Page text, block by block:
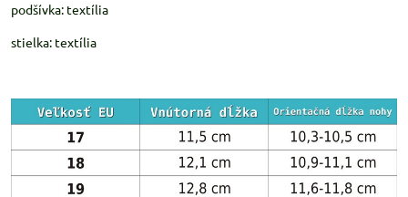
podšívka: textília
stielka: textília